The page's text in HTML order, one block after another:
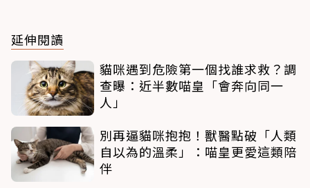
延伸閱讀
貓咪遇到危險第一個找誰求救？調
查曝：近半數喵皇「會奔向同一
人」
別再逼貓咪抱抱！獸醫點破「人類
自以為的溫柔」：喵皇更愛這類陪
伴